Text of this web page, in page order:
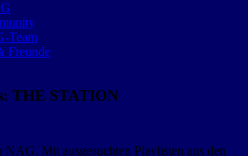
Team
Freunde
THE STATION
NAG. Mit ausgesuchten Playlisten aus den